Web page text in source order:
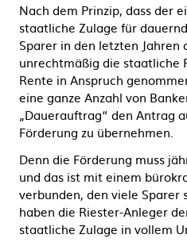
Nach dem Prinzip, dass der
staatliche Zulage für
Sparer in den letzten Jahren
unrechtmäßig die staatliche
Rente in Anspruch
eine ganze Anzahl von
„Dauerauftrag“ den Antrag
Förderung zu übernehmen.
Denn die Förderung muss
und das ist mit einem
verbunden, den viele
haben die Riester-Anleger
staatliche Zulage in vollem